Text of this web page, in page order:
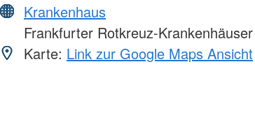
Krankenhaus
Frankfurter Rotkreuz-
Karte: Link zur Google Maps Ansicht